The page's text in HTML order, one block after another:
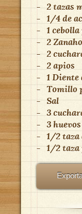
- 2 tazas
- 1/4 de
- 1
- 2
- 2
- 2 apios
- 1 Diente
- Tomillo
- Sal
- 3
- 3 huevos
- 1/2 taza
- 1/2 taza